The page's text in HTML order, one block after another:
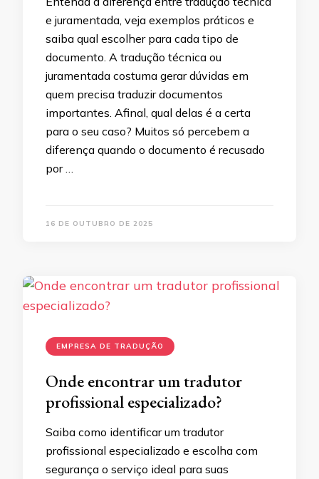
e juramentada, veja exemplos práticos e
saiba qual escolher para cada tipo de
documento. A tradução técnica ou
juramentada costuma gerar dúvidas em
quem precisa traduzir documentos
importantes. Afinal, qual delas é a certa
para o seu caso? Muitos só percebem a
diferença quando o documento é recusado
por …
16 DE OUTUBRO DE 2025
EMPRESA DE TRADUÇÃO
Onde encontrar um tradutor
profissional especializado?
Saiba como identificar um tradutor
profissional especializado e escolha com
segurança o serviço ideal para suas